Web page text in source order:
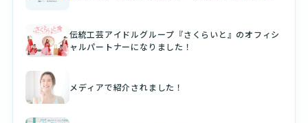
伝統工芸アイドルグループ『さくらいと』のオフィシ
ャルパートナーになりました！
メディアで紹介されました！